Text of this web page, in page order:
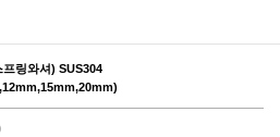
링와셔) SUS304